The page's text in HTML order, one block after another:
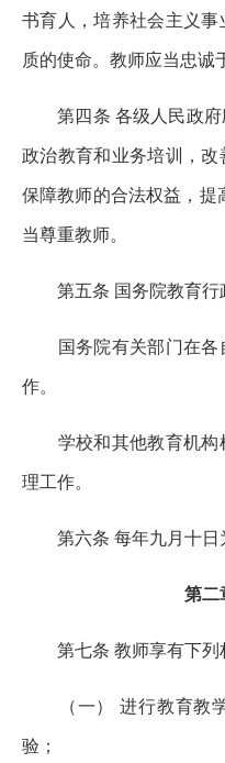
书育人，培养社会主义
质的使命。教师应当忠诚
第四条 各级人民政府
政治教育和业务培训，改
保障教师的合法权益，提
当尊重教师。
第五条 国务院教育行
国务院有关部门在各
作。
学校和其他教育机构
理工作。
第六条 每年九月十日
第二
第七条 教师享有下列
（一） 进行教育教学
验；